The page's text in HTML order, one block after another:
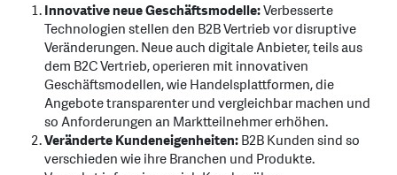
Innovative neue Geschäftsmodelle:Verbesserte
Technologien stellen den B2B Vertrieb vor disruptive
Veränderungen. Neue auch digitale Anbieter, teils aus
dem B2C Vertrieb, operieren mit innovativen
Geschäftsmodellen, wie Handelsplattformen, die
Angebote transparenter und vergleichbar machen und
so Anforderungen an Marktteilnehmer erhöhen.
Veränderte Kundeneigenheiten:B2B Kunden sind so
verschieden wie ihre Branchen und Produkte.